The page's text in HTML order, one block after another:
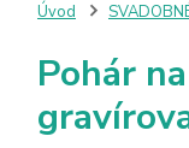
Úvod
Pohár